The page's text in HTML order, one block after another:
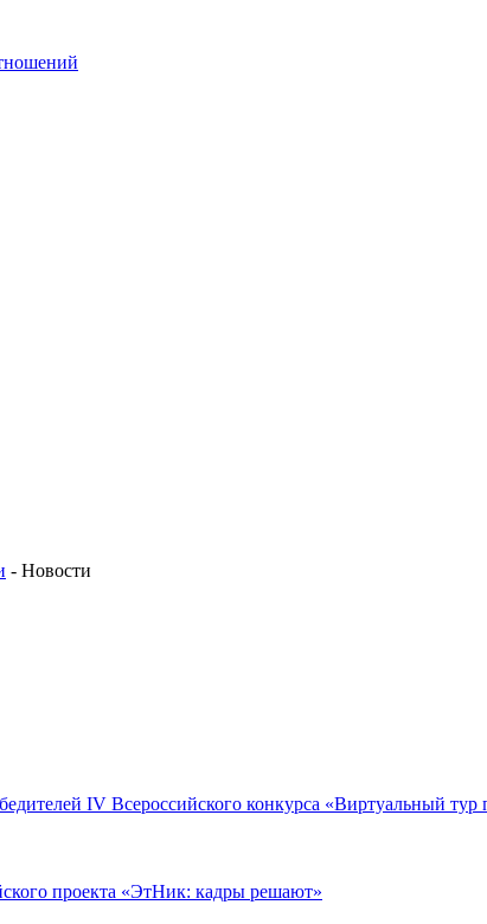
- Новости
IV Всероссийского конкурса «Виртуальный
проекта «ЭтНик: кадры решают»